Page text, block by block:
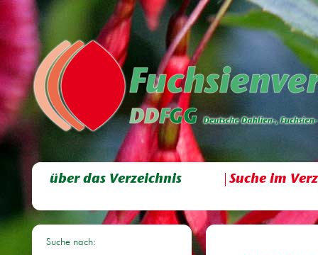
über das Verzeichnis Suche im
Suche nach: